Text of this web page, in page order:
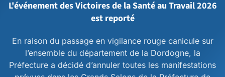
L'événement des Victoires de la Santé au Travail 2026
est reporté
En raison du passage en vigilance rouge canicule sur
l’ensemble du département de la Dordogne, la
Préfecture a décidé d’annuler toutes les manifestations